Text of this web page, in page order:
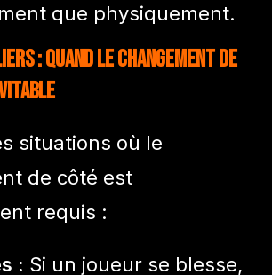
que physiquement.
: Quand le changement de
situations où le
de côté est
requis :
: Si un joueur se blesse,